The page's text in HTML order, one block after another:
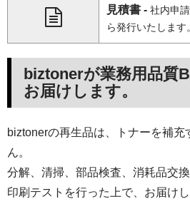
見積書 - 社内申
ら発行いたします
biztonerが業務用品質
お届けします。
biztonerの再生品は、トナーを補
ん。
分解、清掃、部品検査、消耗品交
印刷テストを行った上で、お届け